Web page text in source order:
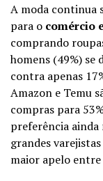
A moda continua
para o comércio
comprando
homens (49%) se
contra apenas
Amazon e Temu
compras para
preferência ainda
grandes
maior apelo entre